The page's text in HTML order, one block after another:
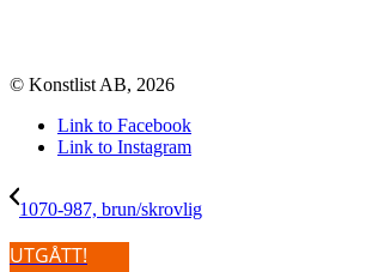
© Konstlist AB, 2026
Link to Facebook
Link to Instagram
1070-987, brun/skrovlig
UTGÅTT!